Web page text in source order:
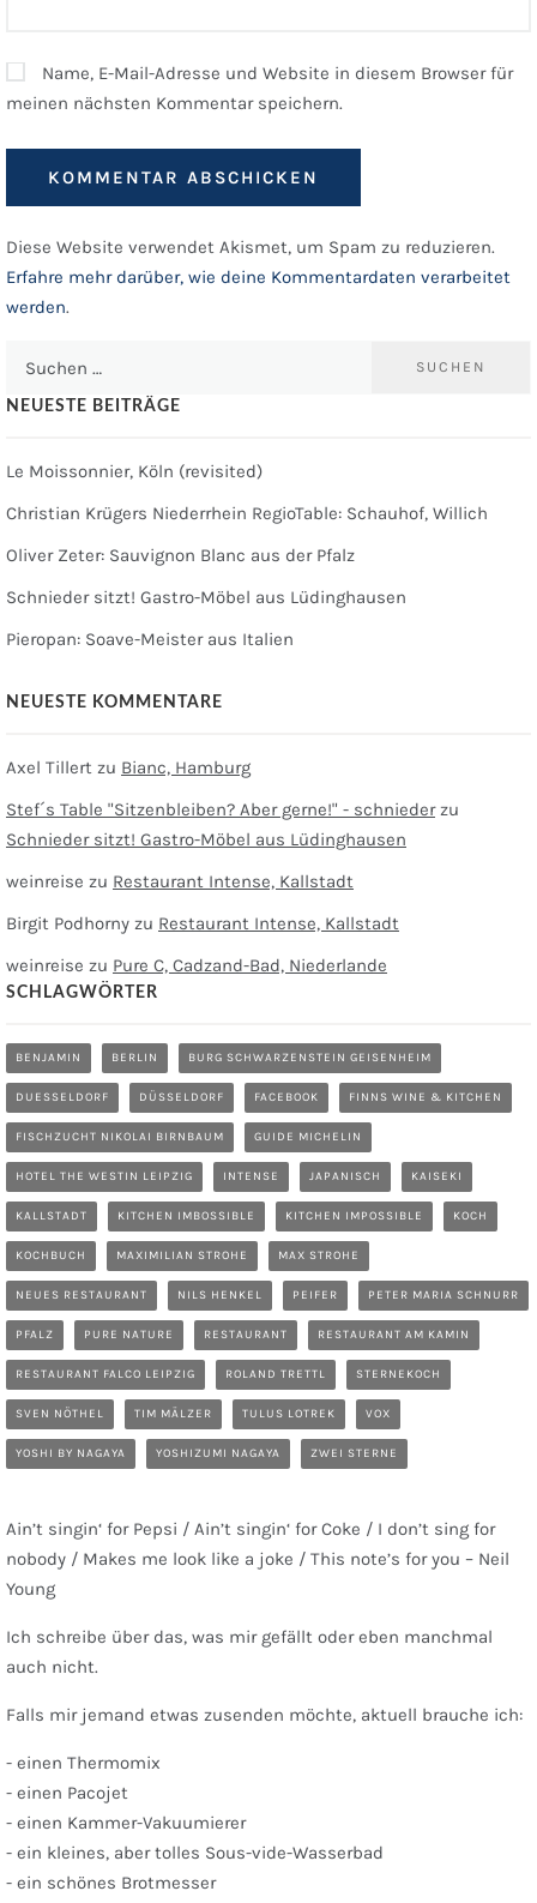
Name, E-Mail-Adresse und Website in diesem Browser für
meinen nächsten Kommentar speichern.
Diese Website verwendet Akismet, um Spam zu reduzieren.
Erfahre mehr darüber, wie deine Kommentardaten verarbeitet
werden.
NEUESTE BEITRÄGE
Le Moissonnier, Köln (revisited)
Christian Krügers Niederrhein RegioTable: Schauhof, Willich
Oliver Zeter: Sauvignon Blanc aus der Pfalz
Schnieder sitzt! Gastro-Möbel aus Lüdinghausen
Pieropan: Soave-Meister aus Italien
NEUESTE KOMMENTARE
Axel Tillert zu Bianc, Hamburg
Stef´s Table "Sitzenbleiben? Aber gerne!" - schniederzu
Schnieder sitzt! Gastro-Möbel aus Lüdinghausen
weinreise zu Restaurant Intense, Kallstadt
Birgit Podhorny zu Restaurant Intense, Kallstadt
weinreise zu Pure C, Cadzand-Bad, Niederlande
SCHLAGWÖRTER
BENJAMIN BERLIN BURG SCHWARZENSTEIN GEISENHEIM
DUESSELDORF DÜSSELDORF FACEBOOK FINNS WINE & KITCHEN
FISCHZUCHT NIKOLAI BIRNBAUM GUIDE MICHELIN
HOTEL THE WESTIN LEIPZIG INTENSE JAPANISCH KAISEKI
KALLSTADT KITCHEN IMBOSSIBLE KITCHEN IMPOSSIBLE KOCH
KOCHBUCH MAXIMILIAN STROHE MAX STROHE
NEUES RESTAURANT NILS HENKEL PEIFER PETER MARIA SCHNURR
PFALZ PURE NATURE RESTAURANT RESTAURANT AM KAMIN
RESTAURANT FALCO LEIPZIG ROLAND TRETTL STERNEKOCH
SVEN NÖTHEL TIM MÄLZER TULUS LOTREK VOX
YOSHI BY NAGAYA YOSHIZUMI NAGAYA ZWEI STERNE
Ain’t singin‘ for Pepsi / Ain’t singin‘ for Coke / I don’t sing for
nobody / Makes me look like a joke / This note’s for you – Neil
Young
Ich schreibe über das, was mir gefällt oder eben manchmal
auch nicht.
Falls mir jemand etwas zusenden möchte, aktuell brauche ich:
- einen Thermomix
- einen Pacojet
- einen Kammer-Vakuumierer
- ein kleines, aber tolles Sous-vide-Wasserbad
- ein schönes Brotmesser